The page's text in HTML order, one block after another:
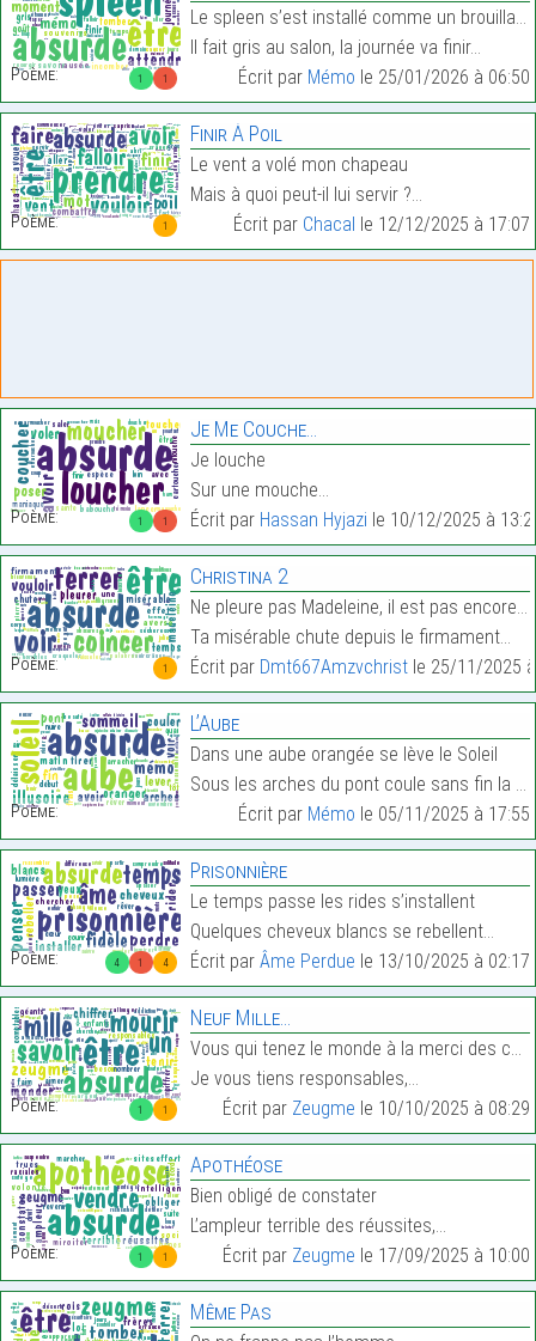
1 1
Poème:
Le spleen s’est installé comme un brouillard qui t
Il fait gris au salon, la journée va finir…
Écrit par Mémo le 25/01/2026 à 06:50
1
Poème:
Finir À Poil
Le vent a volé mon chapeau
Mais à quoi peut-il lui servir ?…
Écrit par Chacal le 12/12/2025 à 17:07
1 1
Poème:
Je Me Couche…
Je louche
Sur une mouche…
Écrit par Hassan Hyjazi le 10/12/2025 à
1
Poème:
Christina 2
Ne pleure pas Madeleine, il est pas encore temps
Ta misérable chute depuis le firmament…
Écrit par Dmt667Amzvchristle 25/11/2025
Poème:
L’Aube
Dans une aube orangée se lève le Soleil
Sous les arches du pont coule sans fin la Loire…
Écrit par Mémo le 05/11/2025 à 17:55
4 1 4
Poème:
Prisonnière
Le temps passe les rides s’installent
Quelques cheveux blancs se rebellent…
Écrit par Âme Perdue le 13/10/2025 à 02:17
1 1
Poème:
Neuf Mille…
Vous qui tenez le monde à la merci des chiffres
Je vous tiens responsables,…
Écrit par Zeugme le 10/10/2025 à 08:29
1 1
Poème:
Apothéose
Bien obligé de constater
L’ampleur terrible des réussites,…
Écrit par Zeugme le 17/09/2025 à 10:00
Même Pas